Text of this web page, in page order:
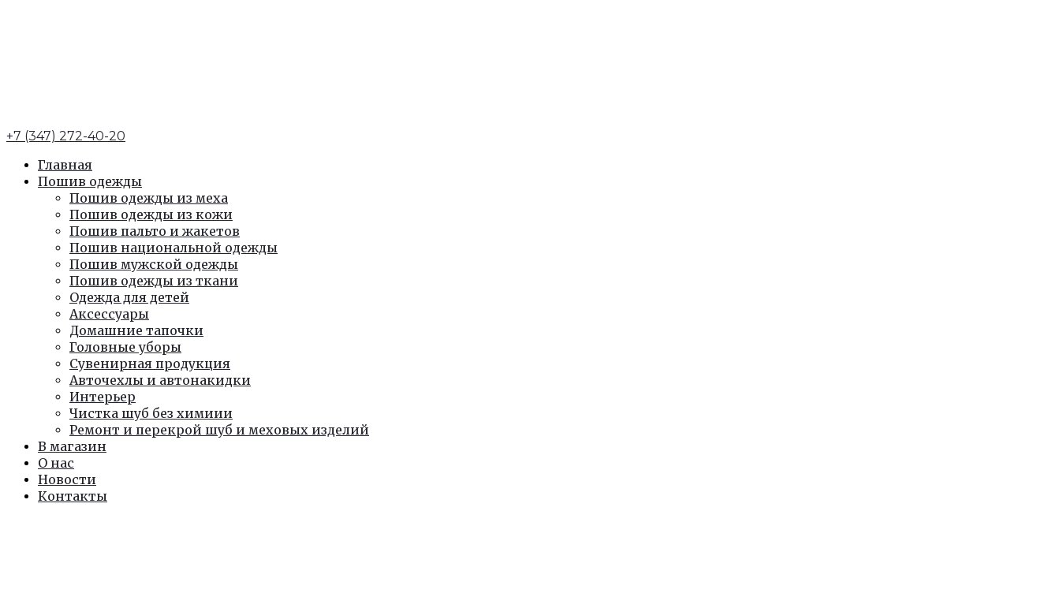
+7 (347) 272-40-20
Главная
Пошив одежды
Пошив одежды из меха
Пошив одежды из кожи
Пошив пальто и жакетов
Пошив национальной одежды
Пошив мужской одежды
Пошив одежды из ткани
Одежда для детей
Аксессуары
Домашние тапочки
Головные уборы
Сувенирная продукция
Авточехлы и автонакидки
Интерьер
Чистка шуб без химиии
Ремонт и перекрой шуб и меховых изделий
В магазин
О нас
Новости
Контакты